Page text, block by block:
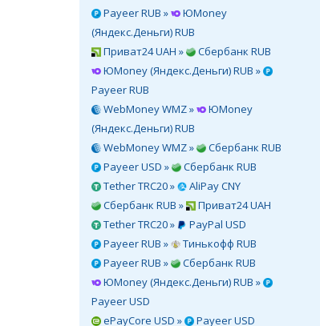
Payeer RUB »
ЮMoney
(Яндекс.Деньги) RUB
Приват24 UAH »
Сбербанк RUB
ЮMoney (Яндекс.Деньги) RUB »
Payeer RUB
WebMoney WMZ »
ЮMoney
(Яндекс.Деньги) RUB
WebMoney WMZ »
Сбербанк RUB
Payeer USD »
Сбербанк RUB
Tether TRC20 »
AliPay CNY
Сбербанк RUB »
Приват24 UAH
Tether TRC20 »
PayPal USD
Payeer RUB »
Тинькофф RUB
Payeer RUB »
Сбербанк RUB
ЮMoney (Яндекс.Деньги) RUB »
Payeer USD
ePayCore USD »
Payeer USD